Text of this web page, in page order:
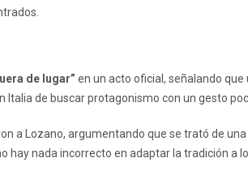
de lugar” en un acto oficial, señalando
de buscar protagonismo con un gesto
a Lozano, argumentando que se trató de una
hay nada incorrecto en adaptar la tradición a